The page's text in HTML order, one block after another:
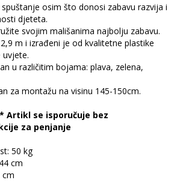
osim što donosi zabavu razvija i
djeteta.
svojim mališanima najbolju zabavu.
m i izrađeni je od kvalitetne plastike
u različitim bojama: plava, zelena,
za montažu na visinu 145-150cm.
Artikl se isporučuje bez
za penjanje
50 kg
cm
cm